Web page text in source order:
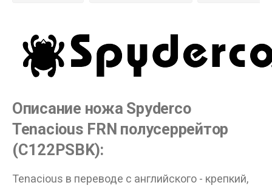
Описание ножа Spyderco
Tenacious FRN полусеррейтор
(C122PSBK):
Tenacious в переводе с английского - крепкий,